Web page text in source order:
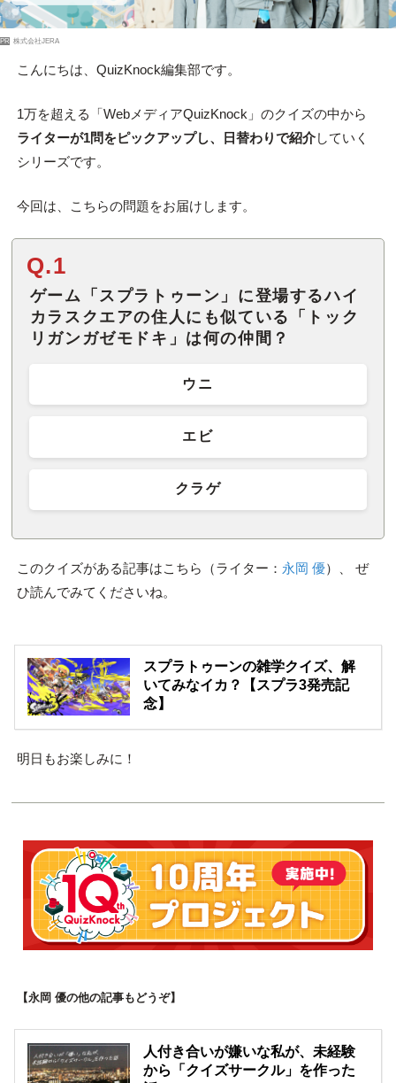
PR 株式会社JERA
こんにちは、QuizKnock編集部です。
1万を超える「WebメディアQuizKnock」のクイズの中から
ライターが1問をピックアップし、日替わりで紹介していく
シリーズです。
今回は、こちらの問題をお届けします。
Q.1
ゲーム「スプラトゥーン」に登場するハイ
カラスクエアの住人にも似ている「トック
リガンガゼモドキ」は何の仲間？
ウニ
エビ
クラゲ
このクイズがある記事はこちら（ライター： 永岡 優）、 ぜ
ひ読んでみてくださいね。
スプラトゥーンの雑学クイズ、解
いてみなイカ？【スプラ3発売記
念】
明日もお楽しみに！
【永岡 優の他の記事もどうぞ】
人付き合いが嫌いな私が、未経験
から「クイズサークル」を作った